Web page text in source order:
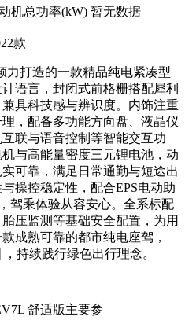
机总功率(kW) 暂无数据
款
力打造的一款精品纯电紧凑型
语言，封闭式前格栅搭配犀利
具科技感与辨识度。内饰注重
，配备多功能方向盘、液晶仪
联与语音控制等智能交互功
与高能量密度三元锂电池，动
可靠，满足日常通勤与短途出
操控稳定性，配合EPS电动助
驾乘体验从容安心。全系标配
压监测等基础安全配置，为用
成熟可靠的都市纯电座驾，
持续践行绿色出行理念。
舒适版主要参